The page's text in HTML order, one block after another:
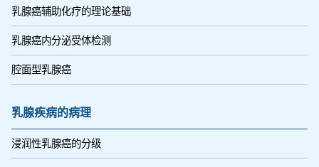
乳腺癌辅助化疗的理论基础
乳腺癌内分泌受体检测
腔面型乳腺癌
乳腺疾病的病理
浸润性乳腺癌的分级